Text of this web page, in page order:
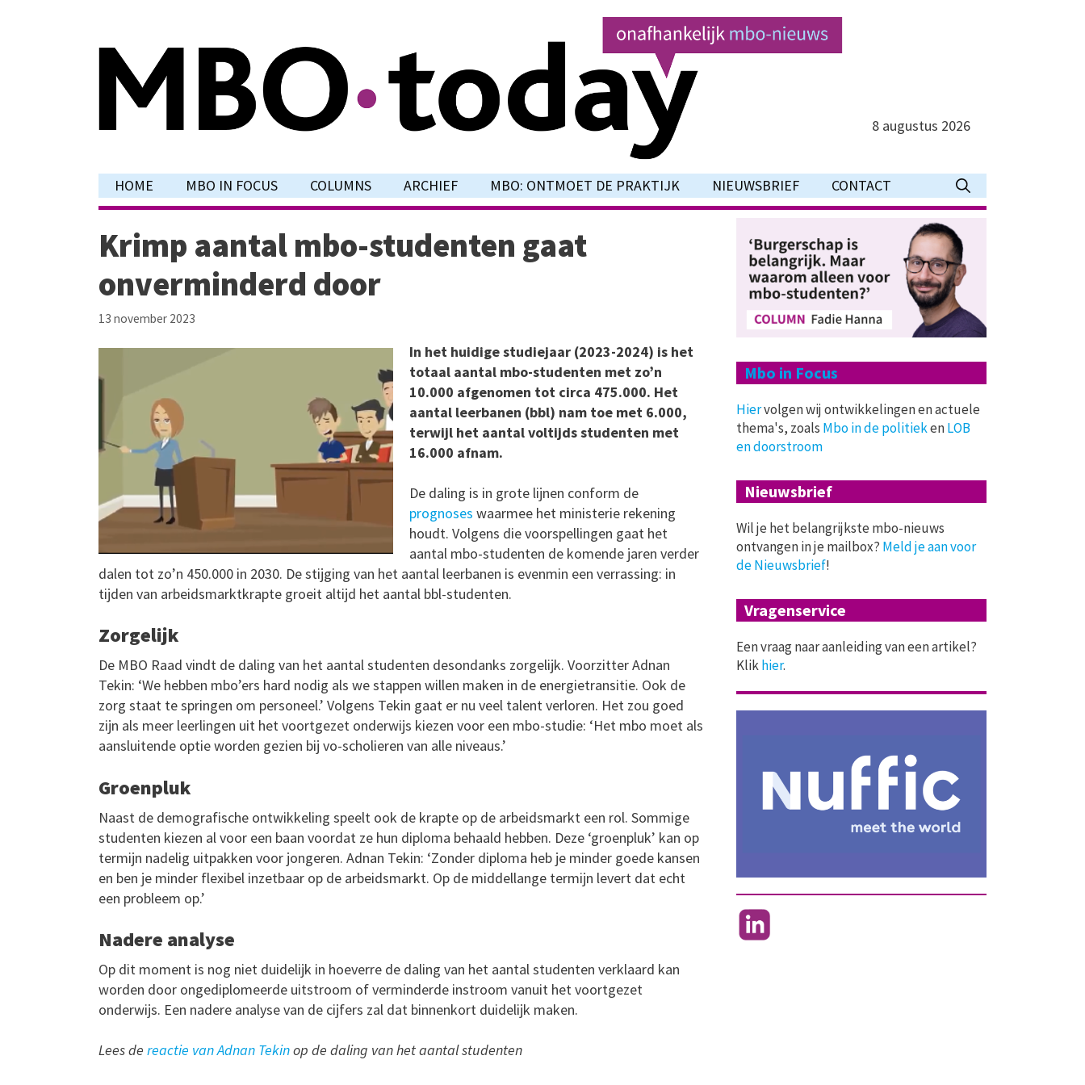
8 augustus 2026
HOME MBO IN FOCUS COLUMNS ARCHIEF MBO: ONTMOET DE PRAKTIJK NIEUWSBRIEF CONTACT
Krimp aantal mbo-studenten gaat
onverminderd door
13 november 2023
In het huidige studiejaar (2023-2024) is het
totaal aantal mbo-studenten met zo’n
10.000 afgenomen tot circa 475.000. Het
aantal leerbanen (bbl) nam toe met 6.000,
terwijl het aantal voltijds studenten met
16.000 afnam.
De daling is in grote lijnen conform de
prognoses waarmee het ministerie rekening
houdt. Volgens die voorspellingen gaat het
aantal mbo-studenten de komende jaren verder
dalen tot zo’n 450.000 in 2030. De stijging van het aantal leerbanen is evenmin een verrassing: in
tijden van arbeidsmarktkrapte groeit altijd het aantal bbl-studenten.
Zorgelijk
De MBO Raad vindt de daling van het aantal studenten desondanks zorgelijk. Voorzitter Adnan
Tekin: ‘We hebben mbo’ers hard nodig als we stappen willen maken in de energietransitie. Ook de
zorg staat te springen om personeel.’ Volgens Tekin gaat er nu veel talent verloren. Het zou goed
zijn als meer leerlingen uit het voortgezet onderwijs kiezen voor een mbo-studie: ‘Het mbo moet als
aansluitende optie worden gezien bij vo-scholieren van alle niveaus.’
Groenpluk
Naast de demografische ontwikkeling speelt ook de krapte op de arbeidsmarkt een rol. Sommige
studenten kiezen al voor een baan voordat ze hun diploma behaald hebben. Deze ‘groenpluk’ kan op
termijn nadelig uitpakken voor jongeren. Adnan Tekin: ‘Zonder diploma heb je minder goede kansen
en ben je minder flexibel inzetbaar op de arbeidsmarkt. Op de middellange termijn levert dat echt
een probleem op.’
Nadere analyse
Op dit moment is nog niet duidelijk in hoeverre de daling van het aantal studenten verklaard kan
worden door ongediplomeerde uitstroom of verminderde instroom vanuit het voortgezet
onderwijs. Een nadere analyse van de cijfers zal dat binnenkort duidelijk maken.
Lees de reactie van Adnan Tekinop de daling van het aantal studenten
Mbo in Focus
Hiervolgen wij ontwikkelingen en actuele
thema's, zoals Mbo in de politiekenLOB
en doorstroom
Nieuwsbrief
Wil je het belangrijkste mbo-nieuws
ontvangen in je mailbox? Meld je aan voor
de Nieuwsbrief!
Vragenservice
Een vraag naar aanleiding van een artikel?
Klikhier.